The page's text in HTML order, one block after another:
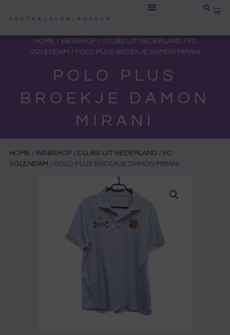
naar
de
VOETBALKLEDINGSALE
HOME / WEBSHOP / CLUBS UIT NEDERLAND / FC
VOLENDAM / POLO PLUS BROEKJE DAMON MIRANI
POLO PLUS
BROEKJE DAMON
MIRANI
HOME / WEBSHOP/ CLUBS UIT NEDERLAND / FC
VOLENDAM / POLO PLUS BROEKJE DAMON MIRANI